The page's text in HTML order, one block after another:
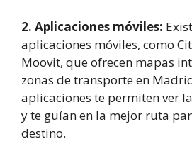
2. Aplicaciones móviles:
aplicaciones móviles, como
Moovit, que ofrecen mapas
zonas de transporte en
aplicaciones te permiten ver
y te guían en la mejor ruta
destino.